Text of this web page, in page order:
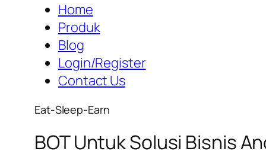
Home
Produk
Blog
Login/Register
Contact Us
Eat-Sleep-Earn
BOT Untuk Solusi Bisnis